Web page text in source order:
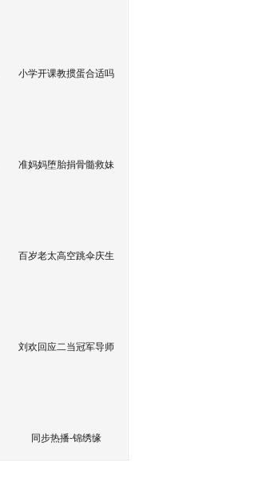
小学开课教掼蛋合适吗
准妈妈堕胎捐骨髓救妹
百岁老太高空跳伞庆生
刘欢回应二当冠军导师
同步热播-锦绣缘